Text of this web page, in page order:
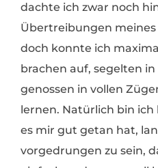
dachte ich zwar noch
Übertreibungen meines
doch konnte ich
brachen auf, segelten
genossen in vollen
lernen. Natürlich bin
es mir gut getan hat,
vorgedrungen zu sein,